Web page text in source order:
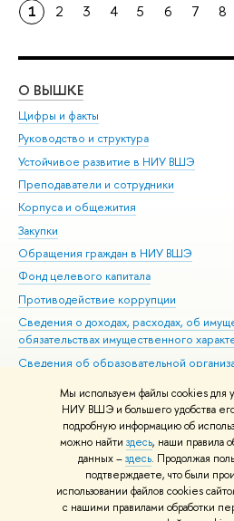
Мы используем файлы cookies для
НИУ ВШЭ и большего удобства
подробную информацию об
можно найти здесь, наши правила
данных –здесь. Продолжая
подтверждаете, что были
использовании файлов cookies
с нашими правилами обработки
1 2 3 4 5 6 7 8
О ВЫШКЕ
Цифры и факты
Руководство и структура
Устойчивое развитие в НИУ ВШЭ
Преподаватели и сотрудники
Корпуса и общежития
Закупки
Обращения граждан в НИУ ВШЭ
Фонд целевого капитала
Противодействие коррупции
Сведения о доходах, расходах, об
обязательствах имущественного
Сведения об образовательной
Людям с ограниченными возможностями
Единая платежная страница
Работа в Вышке
© НИУ ВШЭ 1993–2026 Адреса и
материалов Политика